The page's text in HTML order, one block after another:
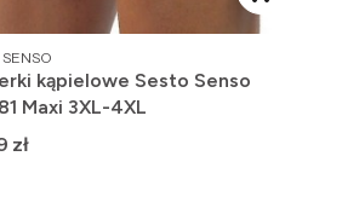
SENSO
kąpielowe Sesto Senso
Maxi 3XL-4XL
zł